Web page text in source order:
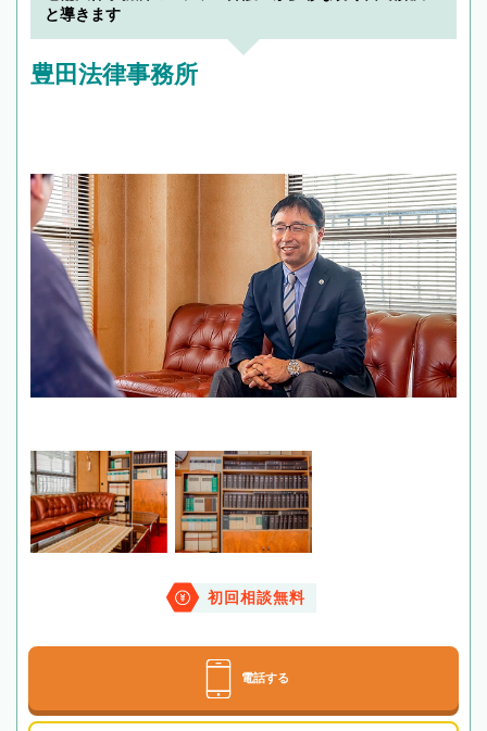
と導きます
豊田法律事務所
初回相談無料
電話する